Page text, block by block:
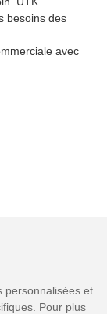
besoins des
avec
personnalisées et
Pour plus